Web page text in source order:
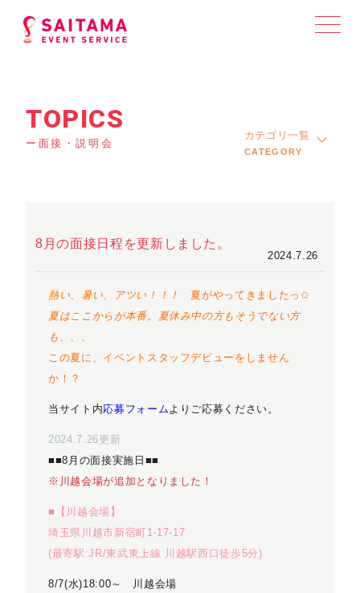
TOPICS
ー面接・説明会
カテゴリ一覧
CATEGORY
8月の面接日程を更新しました。
2024.7.26
熱い、暑い、アツい！！ ！ 夏がやってきましたっ✩
夏はここからが本番。夏休み中の方もそうでない方
も、、、
この夏に、イベントスタッフデビューをしません
か！？
当サイト内応募フォームよりご応募ください。
2024.7.26更新
■■8月の面接実施日■■
※川越会場が追加となりました！
■【川越会場】
埼玉県川越市新宿町1-17-17
(最寄駅:JR/東武東上線 川越駅西口徒歩5分)
8/7(水)18:00～ 川越会場